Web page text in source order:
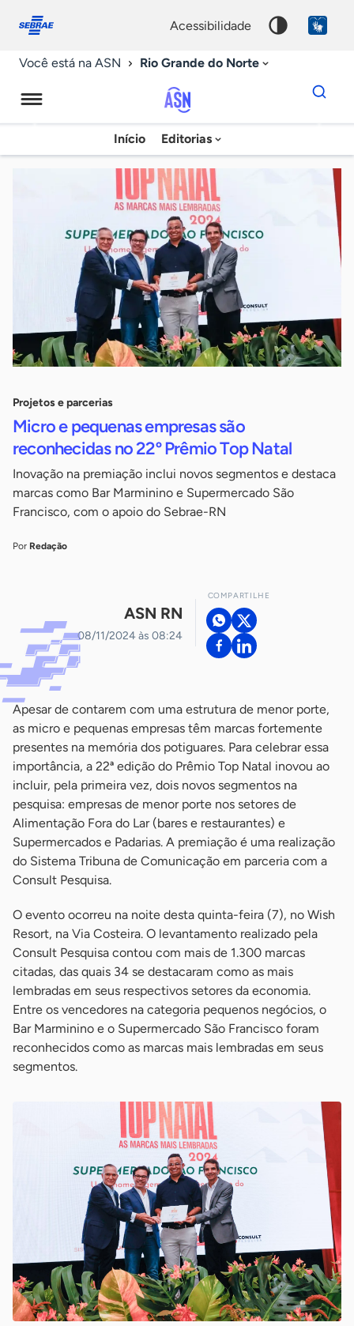
conosco
acessibilidade
Você está na ASN Rio Grande do Norte
Agência
Sebrae
de
Notícias
Início Editorias
Dados
para
chave
Projetos e parcerias
Micro e pequenas empresas são
reconhecidas no 22º Prêmio Top Natal
Inovação na premiação inclui novos segmentos e destaca
marcas como Bar Marminino e Supermercado São
Francisco, com o apoio do Sebrae-RN
Por Redação
ASN RN
08/11/2024 às 08:24
COMPARTILHE
Apesar de contarem com uma estrutura de menor porte,
as micro e pequenas empresas têm marcas fortemente
presentes na memória dos potiguares. Para celebrar essa
importância, a 22ª edição do Prêmio Top Natal inovou ao
incluir, pela primeira vez, dois novos segmentos na
pesquisa: empresas de menor porte nos setores de
Alimentação Fora do Lar (bares e restaurantes) e
Supermercados e Padarias. A premiação é uma realização
do Sistema Tribuna de Comunicação em parceria com a
Consult Pesquisa.
O evento ocorreu na noite desta quinta-feira (7), no Wish
Resort, na Via Costeira. O levantamento realizado pela
Consult Pesquisa contou com mais de 1.300 marcas
citadas, das quais 34 se destacaram como as mais
lembradas em seus respectivos setores da economia.
Entre os vencedores na categoria pequenos negócios, o
Bar Marminino e o Supermercado São Francisco foram
reconhecidos como as marcas mais lembradas em seus
segmentos.